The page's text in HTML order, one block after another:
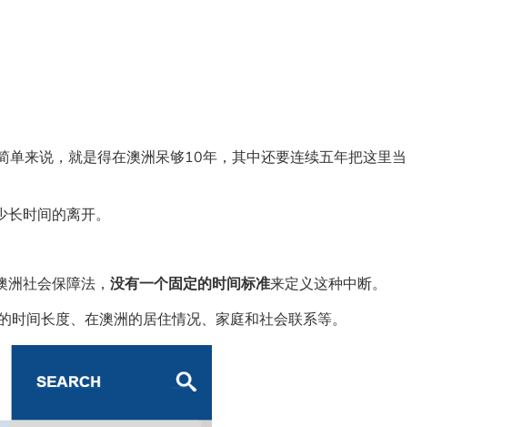
单来说，就是得在澳洲呆够10年，其中还要连续五年把这里当
时间的离开。
社会保障法， 没有一个固定的时间标准来定义这种中断。
间长度、在澳洲的居住情况、家庭和社会联系等。